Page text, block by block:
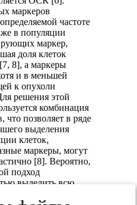
маркеров
частоте
в популяции
маркер,
доля клеток
8], а маркеры
и в меньшей
к опухоли
решения этой
комбинация
что позволяет в ряде
выделения
клеток,
маркеры, могут
[8]. Вероятно,
подход
выделить всю